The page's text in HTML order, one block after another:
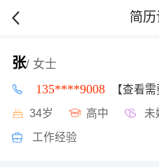
简
张/ 女士
135****9008 【查看
34岁 高中 未
工作经验